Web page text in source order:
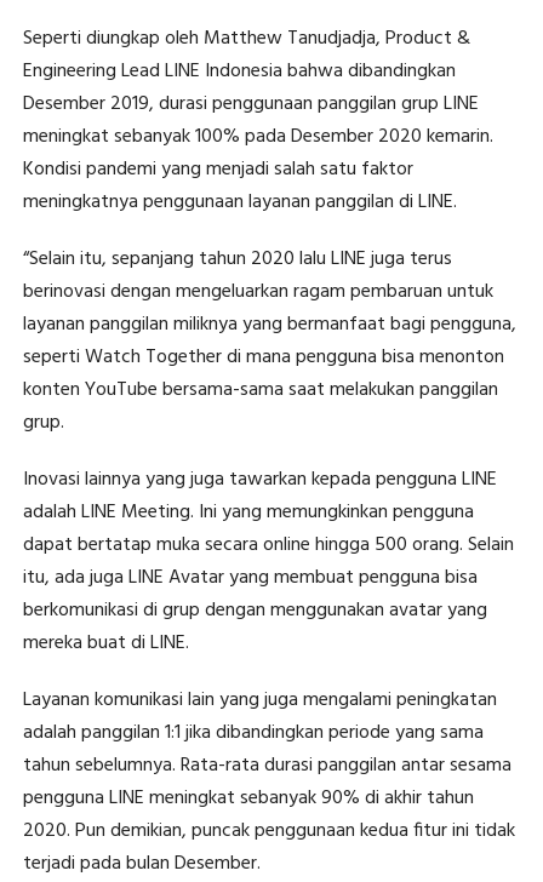
Seperti diungkap oleh Matthew Tanudjadja, Product &
Engineering Lead LINE Indonesia bahwa dibandingkan
Desember 2019, durasi penggunaan panggilan grup LINE
meningkat sebanyak 100% pada Desember 2020 kemarin.
Kondisi pandemi yang menjadi salah satu faktor
meningkatnya penggunaan layanan panggilan di LINE.
“Selain itu, sepanjang tahun 2020 lalu LINE juga terus
berinovasi dengan mengeluarkan ragam pembaruan untuk
layanan panggilan miliknya yang bermanfaat bagi pengguna,
seperti Watch Together di mana pengguna bisa menonton
konten YouTube bersama-sama saat melakukan panggilan
grup.
Inovasi lainnya yang juga tawarkan kepada pengguna LINE
adalah LINE Meeting. Ini yang memungkinkan pengguna
dapat bertatap muka secara online hingga 500 orang. Selain
itu, ada juga LINE Avatar yang membuat pengguna bisa
berkomunikasi di grup dengan menggunakan avatar yang
mereka buat di LINE.
​​​Layanan komunikasi lain yang juga mengalami peningkatan
adalah panggilan 1:1 jika dibandingkan periode yang sama
tahun sebelumnya. Rata-rata durasi panggilan antar sesama
pengguna LINE meningkat sebanyak 90% di akhir tahun
2020. Pun demikian, puncak penggunaan kedua fitur ini tidak
terjadi pada bulan Desember.